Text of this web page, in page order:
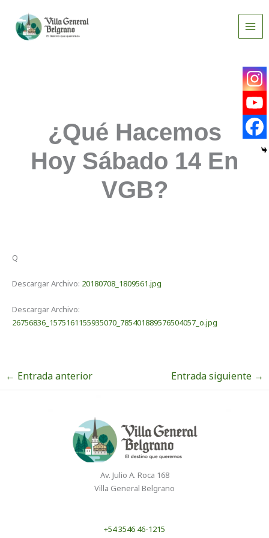
contenido
¿Qué Hacemos
Hoy Sábado 14 En
VGB?
Q
Descargar Archivo: 20180708_1809561.jpg
Descargar Archivo:
26756836_1575161155935070_785401889576504057_o.jpg
← Entrada anterior Entrada siguiente →
Av. Julio A. Roca 168
Villa General Belgrano
+54 3546 46-1215